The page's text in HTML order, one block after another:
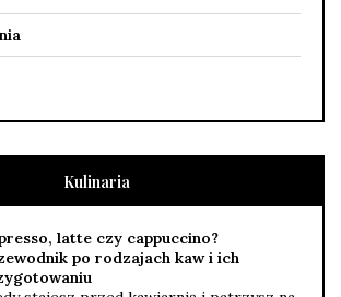
Kulinaria
latte czy cappuccino?
po rodzajach kaw i ich